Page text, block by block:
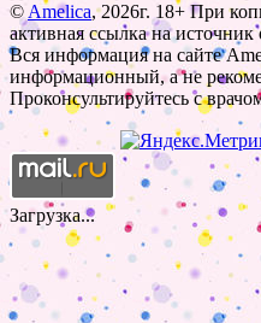
© Amelica, 2026г. 18+ При
активная ссылка на источник
Вся информация на сайте
информационный, а не
Проконсультируйтесь с
Загрузка...